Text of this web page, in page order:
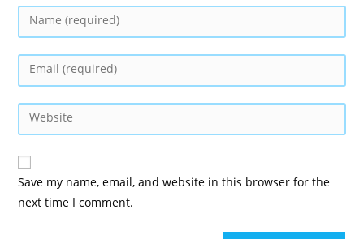
Save my name, email, and website in this browser for the
next time I comment.